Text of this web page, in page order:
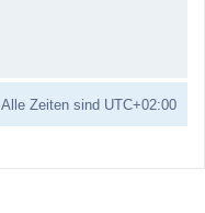
Alle Zeiten sind UTC+02:00